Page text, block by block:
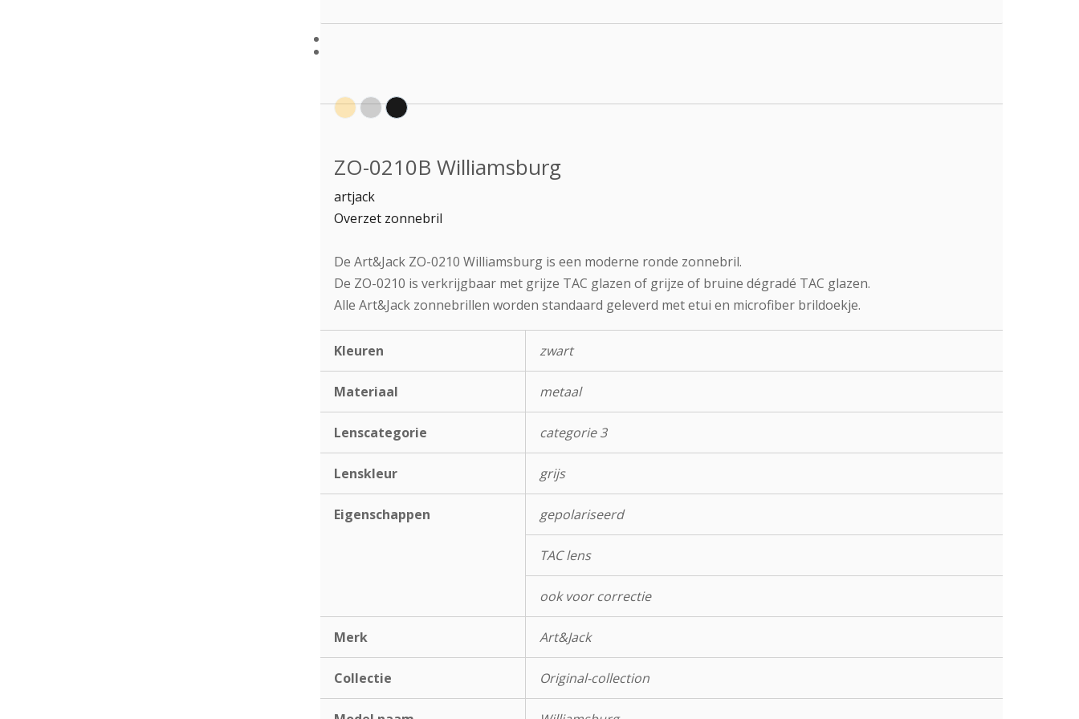
ZO-0210B Williamsburg
artjack
Overzet zonnebril
De Art&Jack ZO-0210 Williamsburg is een moderne ronde zonnebril.
De ZO-0210 is verkrijgbaar met grijze TAC glazen of grijze of bruine dégradé TAC glazen.
Alle Art&Jack zonnebrillen worden standaard geleverd met etui en microfiber brildoekje.
Kleuren zwart
Materiaal metaal
Lenscategorie categorie 3
Lenskleur grijs
Eigenschappen gepolariseerd
TAC lens
ook voor correctie
Merk Art&Jack
Collectie Original-collection